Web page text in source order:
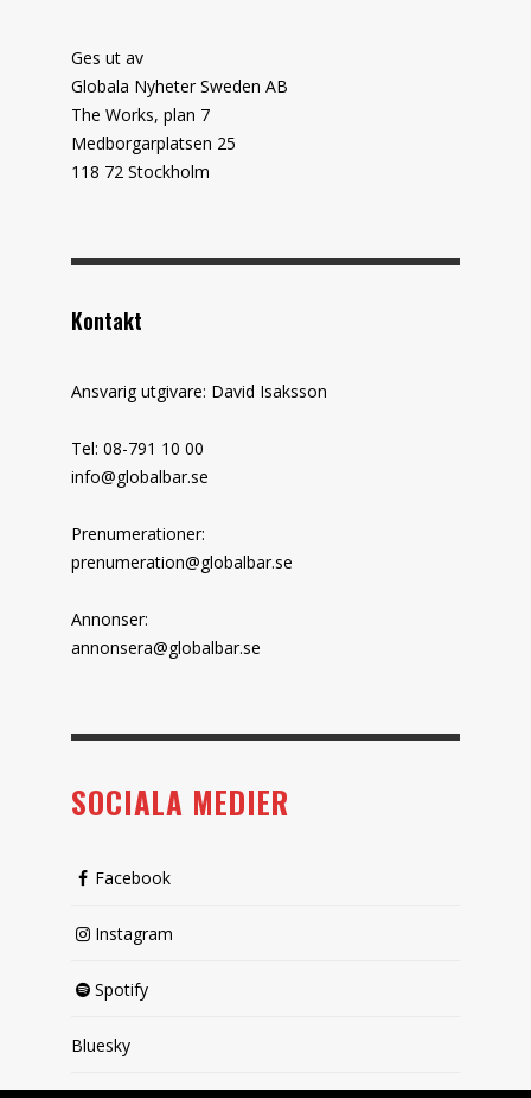
Ges ut av
Globala Nyheter Sweden AB
The Works, plan 7
Medborgarplatsen 25
118 72 Stockholm
Kontakt
Ansvarig utgivare: David Isaksson
Tel: 08-791 10 00
info@globalbar.se
Prenumerationer:
prenumeration@globalbar.se
Annonser:
annonsera@globalbar.se
SOCIALA MEDIER
Facebook
Instagram
Spotify
Bluesky